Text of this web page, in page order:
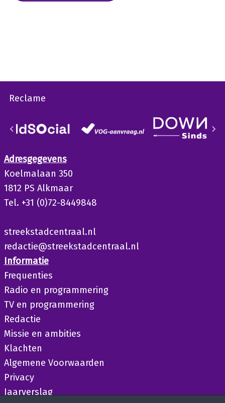
Reclame
Adresgegevens
Koelmalaan 350
1812 PS Alkmaar
Tel. +31 (0)72-8449848
streekstadcentraal.nl
redactie@streekstadcentraal.nl
Informatie
Frequenties
Radio en programmering
TV en programmering
Redactie
Missie en ambities
Klachten
Algemene Voorwaarden
Privacy
Jaarverslag